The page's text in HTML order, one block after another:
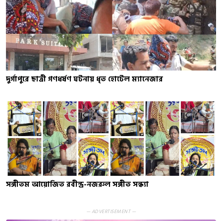
দুর্গাপুরে ছাত্রী গণধর্ষণ ঘটনায় ধৃত হোটেল ম্যানেজার
সঙ্গীতম আয়োজিত রবীন্দ্র-নজরুল সঙ্গীত সন্ধ্যা
— ADVERTISEMENT —